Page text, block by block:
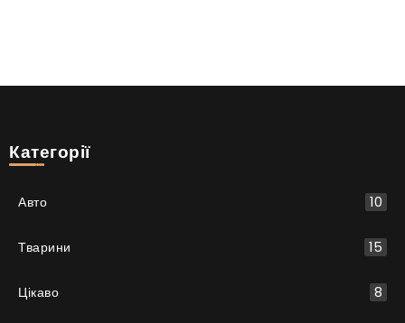
Категорії
Авто 10
Тварини 15
Цікаво 8